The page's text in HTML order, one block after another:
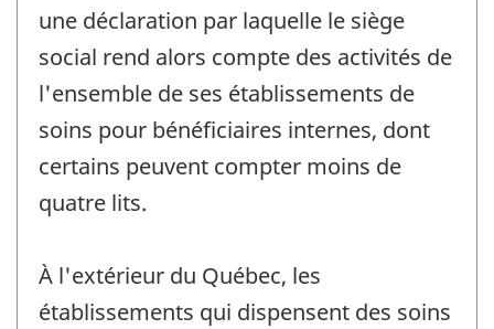
une déclaration par laquelle le siège
social rend alors compte des activités de
l'ensemble de ses établissements de
soins pour bénéficiaires internes, dont
certains peuvent compter moins de
quatre lits.
À l'extérieur du Québec, les
établissements qui dispensent des soins